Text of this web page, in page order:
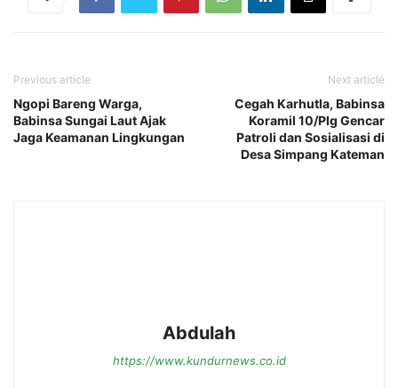
Previous article
Ngopi Bareng Warga,
Babinsa Sungai Laut Ajak
Jaga Keamanan Lingkungan
Next article
Cegah Karhutla, Babinsa
Koramil 10/Plg Gencar
Patroli dan Sosialisasi di
Desa Simpang Kateman
Abdulah
https://www.kundurnews.co.id